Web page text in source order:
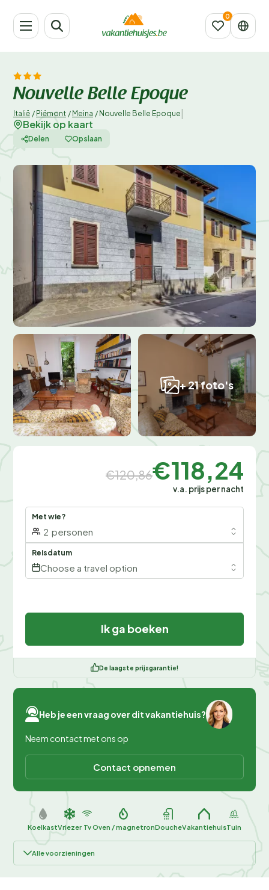
Nouvelle Belle Epoque
Italië / Piëmont / Meina / Nouvelle Belle Epoque
Bekijk op kaart
Delen Opslaan
+ 21 foto's
€120,86€118,24
v.a. prijs per nacht
Met wie?
2 personen
Reisdatum
Choose a travel option
Ik ga boeken
De laagste prijsgarantie!
Heb je een vraag over dit vakantiehuis?
Neem contact met ons op
Contact opnemen
KoelkastVriezer TvOven / magnetronDoucheVakantiehuisTuin
Alle voorzieningen